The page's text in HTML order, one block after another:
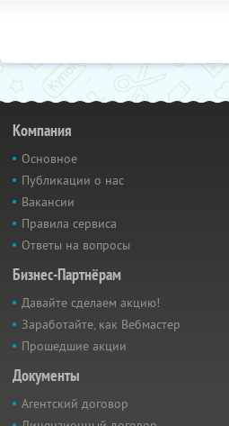
Компания
Основное
Публикации о нас
Вакансии
Правила сервиса
Ответы на вопросы
Бизнес-Партнёрам
Давайте сделаем акцию!
Заработайте, как Вебмастер
Прошедшие акции
Документы
Агентский договор